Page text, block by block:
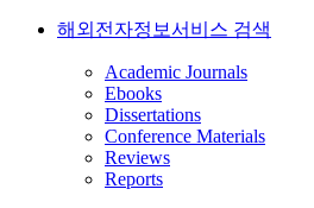
해외전자정보서비스 검색
Academic Journals
Ebooks
Dissertations
Conference Materials
Reviews
Reports